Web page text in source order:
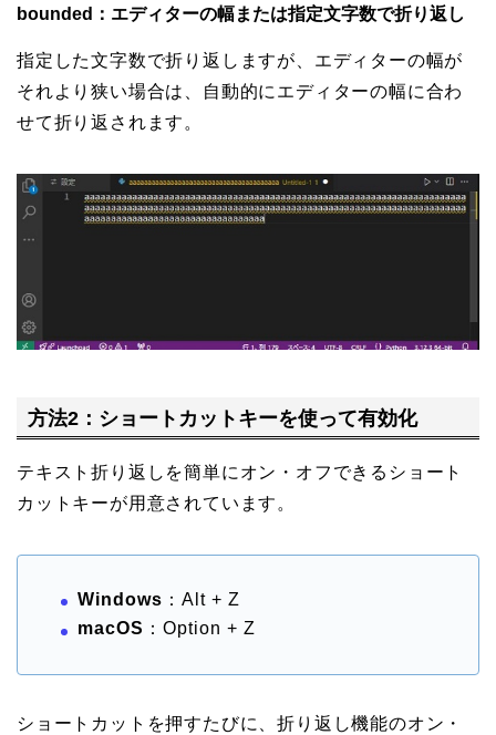
bounded：エディターの幅または指定文字数で折り返し
指定した文字数で折り返しますが、エディターの幅が
それより狭い場合は、自動的にエディターの幅に合わ
せて折り返されます。
方法2：ショートカットキーを使って有効化
テキスト折り返しを簡単にオン・オフできるショート
カットキーが用意されています。
Windows ：Alt + Z
macOS ：Option + Z
ショートカットを押すたびに、折り返し機能のオン・